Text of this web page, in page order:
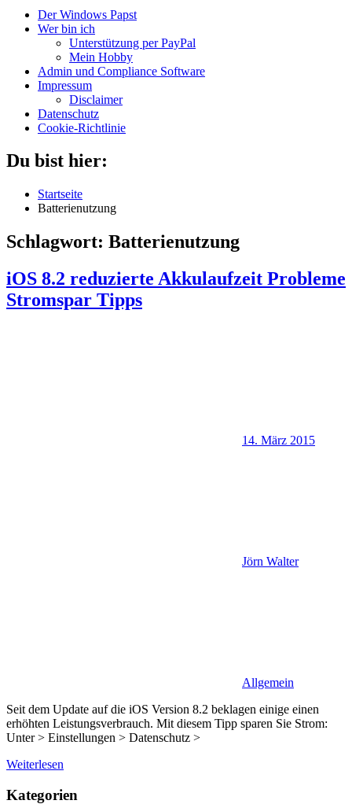
Der Windows Papst
Wer bin ich
Unterstützung per PayPal
Mein Hobby
Admin und Compliance Software
Impressum
Disclaimer
Datenschutz
Cookie-Richtlinie
Du bist hier:
Startseite
Batterienutzung
Schlagwort: Batterienutzung
iOS 8.2 reduzierte Akkulaufzeit Probleme
Stromspar Tipps
14. März 2015
Jörn Walter
Allgemein
Seit dem Update auf die iOS Version 8.2 beklagen einige einen
erhöhten Leistungsverbrauch. Mit diesem Tipp sparen Sie Strom:
Unter > Einstellungen > Datenschutz >
Weiterlesen
Kategorien